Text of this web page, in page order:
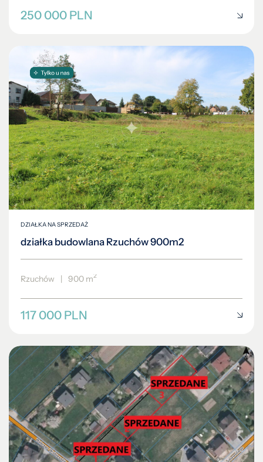
250 000 PLN
DZIAŁKA NA SPRZEDAŻ
działka budowlana Rzuchów 900m2
Rzuchów | 900 m2
117 000 PLN